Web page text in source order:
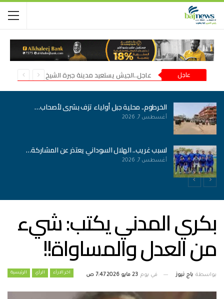
عاجل عاجل..الجيش يستعيد مدينة جبرة الشيخ في شمال كردفان
الخرطوم.. محلية جبل أولياء تزف بشرى لأصحاب…
أغسطس 7, 2026
لسبب غريب.. الهلال السوداني يعتذر عن المشاركة…
أغسطس 7, 2026
بكري المدني يكتب: شيء
من العدل والمساواة!!
اخر الارأء الرأي الرئيسية بواسطة باج نيوز في يوم 23 مايو 2026 7:47 ص